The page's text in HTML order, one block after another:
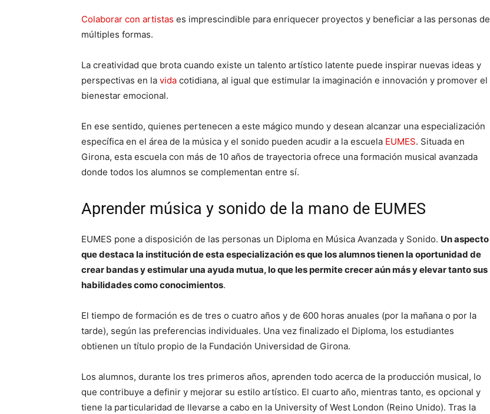
Colaborar con artistas es imprescindible para enriquecer proyectos y beneficiar a las personas de
múltiples formas.
La creatividad que brota cuando existe un talento artístico latente puede inspirar nuevas ideas y
perspectivas en la vida cotidiana, al igual que estimular la imaginación e innovación y promover el
bienestar emocional.
En ese sentido, quienes pertenecen a este mágico mundo y desean alcanzar una especialización
específica en el área de la música y el sonido pueden acudir a la escuela EUMES. Situada en
Girona, esta escuela con más de 10 años de trayectoria ofrece una formación musical avanzada
donde todos los alumnos se complementan entre sí.
Aprender música y sonido de la mano de EUMES
EUMES pone a disposición de las personas un Diploma en Música Avanzada y Sonido. Un aspecto
que destaca la institución de esta especialización es que los alumnos tienen la oportunidad de
crear bandas y estimular una ayuda mutua, lo que les permite crecer aún más y elevar tanto sus
habilidades como conocimientos.
El tiempo de formación es de tres o cuatro años y de 600 horas anuales (por la mañana o por la
tarde), según las preferencias individuales. Una vez finalizado el Diploma, los estudiantes
obtienen un título propio de la Fundación Universidad de Girona.
Los alumnos, durante los tres primeros años, aprenden todo acerca de la producción musical, lo
que contribuye a definir y mejorar su estilo artístico. El cuarto año, mientras tanto, es opcional y
tiene la particularidad de llevarse a cabo en la University of West London (Reino Unido). Tras la